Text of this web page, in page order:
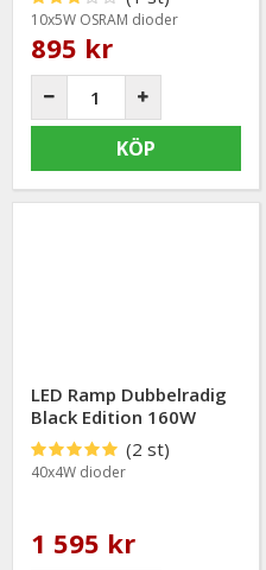
10x5W OSRAM dioder
895 kr
KÖP
LED Ramp Dubbelradig
Black Edition 160W
(2 st)
40x4W dioder
1 595 kr